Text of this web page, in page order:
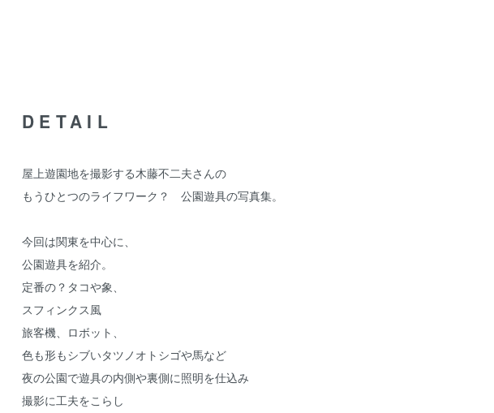
DETAIL
屋上遊園地を撮影する木藤不二夫さんの
もうひとつのライフワーク？ 公園遊具の写真集。
今回は関東を中心に、
公園遊具を紹介。
定番の？タコや象、
スフィンクス風
旅客機、ロボット、
色も形もシブいタツノオトシゴや馬など
夜の公園で遊具の内側や裏側に照明を仕込み
撮影に工夫をこらし